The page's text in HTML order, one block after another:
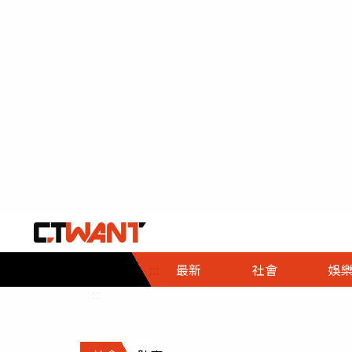
::: 最新 社會
社會首頁
時事
調查
娛樂
娛樂首頁
即時
財經首頁
熱線
政